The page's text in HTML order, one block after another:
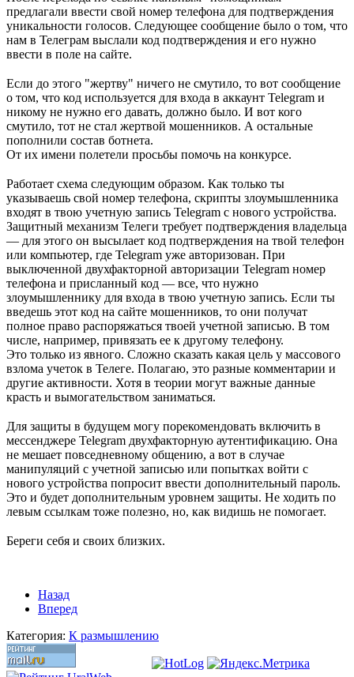
предлагали ввести свой номер телефона для подтверждения
уникальности голосов. Следующее сообщение было о том, что
нам в Телеграм выслали код подтверждения и его нужно
ввести в поле на сайте.
Если до этого "жертву" ничего не смутило, то вот сообщение
о том, что код используется для входа в аккаунт Telegram и
никому не нужно его давать, должно было. И вот кого
смутило, тот не стал жертвой мошенников. А остальные
пополнили состав ботнета.
От их имени полетели просьбы помочь на конкурсе.
Работает схема следующим образом. Как только ты
указываешь свой номер телефона, скрипты злоумышленника
входят в твою учетную запись Telegram с нового устройства.
Защитный механизм Телеги требует подтверждения владельца
— для этого он высылает код подтверждения на твой телефон
или компьютер, где Telegram уже авторизован. При
выключенной двухфакторной авторизации Telegram номер
телефона и присланный код — все, что нужно
злоумышленнику для входа в твою учетную запись. Если ты
введешь этот код на сайте мошенников, то они получат
полное право распоряжаться твоей учетной записью. В том
числе, например, привязать ее к другому телефону.
Это только из явного. Сложно сказать какая цель у массового
взлома учеток в Телеге. Полагаю, это разные комментарии и
другие активности. Хотя в теории могут важные данные
красть и вымогательством заниматься.
Для защиты в будущем могу порекомендовать включить в
мессенджере Telegram двухфакторную аутентификацию. Она
не мешает повседневному общению, а вот в случае
манипуляций с учетной записью или попытках войти с
нового устройства попросит ввести дополнительный пароль.
Это и будет дополнительным уровнем защиты. Не ходить по
левым ссылкам тоже полезно, но, как видишь не помогает.
Береги себя и своих близких.
Назад
Вперед
Категория: К размышлению